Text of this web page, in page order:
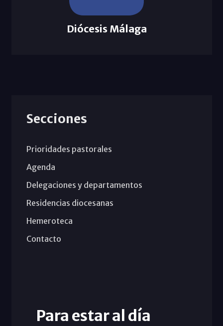
Diócesis Málaga
Secciones
Prioridades pastorales
Agenda
Delegaciones y departamentos
Residencias diocesanas
Hemeroteca
Contacto
Para estar al día